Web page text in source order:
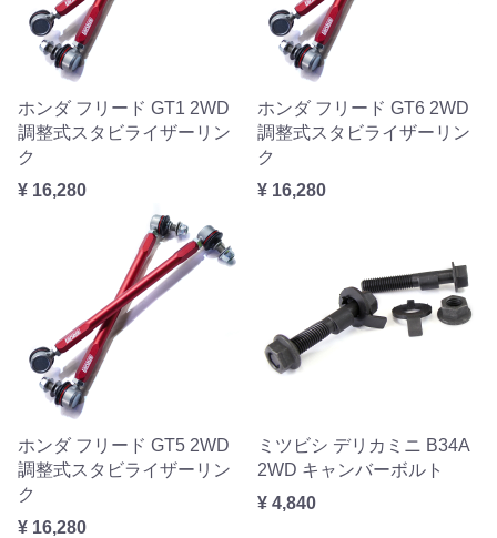
ホンダ フリード GT1 2WD
調整式スタビライザーリン
ク
¥ 16,280
ホンダ フリード GT6 2WD
調整式スタビライザーリン
ク
¥ 16,280
ホンダ フリード GT5 2WD
調整式スタビライザーリン
ク
¥ 16,280
ミツビシ デリカミニ B34A
2WD キャンバーボルト
¥ 4,840